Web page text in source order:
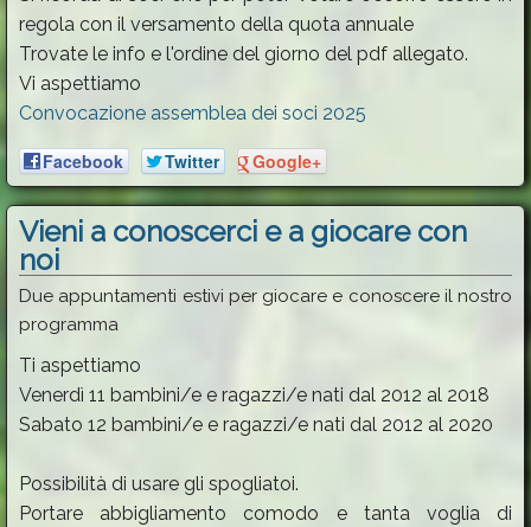
regola con il versamento della quota annuale
Trovate le info e l'ordine del giorno del pdf allegato.
Vi aspettiamo
Convocazione assemblea dei soci 2025
Facebook Twitter Google+
Vieni a conoscerci e a giocare con
noi
Due appuntamenti estivi per giocare e conoscere il nostro
programma
Ti aspettiamo
Venerdì 11 bambini/e e ragazzi/e nati dal 2012 al 2018
Sabato 12 bambini/e e ragazzi/e nati dal 2012 al 2020
Possibilità di usare gli spogliatoi.
Portare abbigliamento comodo e tanta voglia di